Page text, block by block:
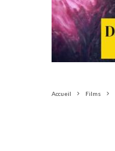
Accueil Films